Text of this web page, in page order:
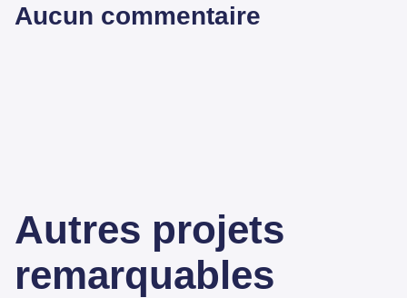
Aucun commentaire
Autres projets
remarquables